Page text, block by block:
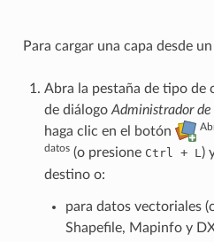
Para cargar una capa desde
Abra la pestaña de tipo de
de diálogo Administrador
haga clic en el botón
datos(o presione Ctrl + L)
destino o:
para datos vectoriales
Shapefile, Mapinfo y